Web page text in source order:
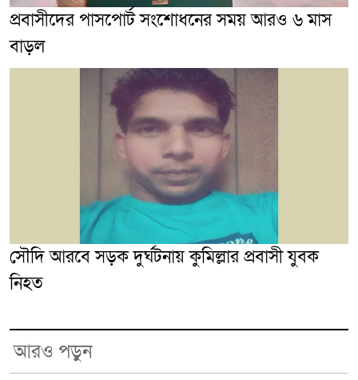
প্রবাসীদের পাসপোর্ট সংশোধনের সময় আরও ৬ মাস
বাড়ল
সৌদি আরবে সড়ক দুর্ঘটনায় কুমিল্লার প্রবাসী যুবক
নিহত
আরও পড়ুন